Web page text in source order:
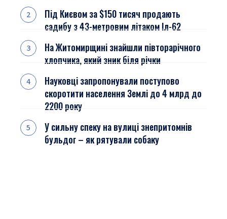
Під Києвом за $150 тисяч продають
садибу з 43-метровим літаком Іл-62
На Житомирщині знайшли півторарічного
хлопчика, який зник біля річки
Науковці запропонували поступово
скоротити населення Землі до 4 млрд до
2200 року
У сильну спеку на вулиці знепритомнів
бульдог – як рятували собаку